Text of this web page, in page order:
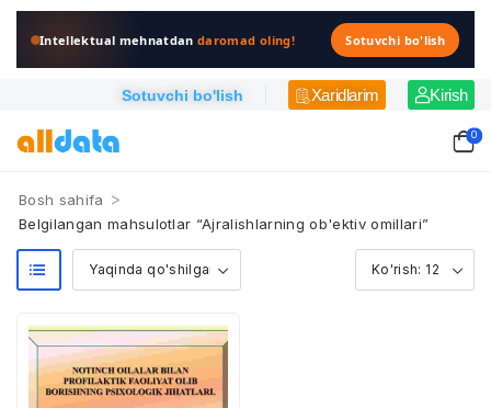
Intellektual mehnatdandaromad oling! Sotuvchi bo'lish
Sotuvchi bo'lish Xaridlarim Kirish
0
Bosh sahifa >
Belgilangan mahsulotlar “Ajralishlarning ob'ektiv omillari”